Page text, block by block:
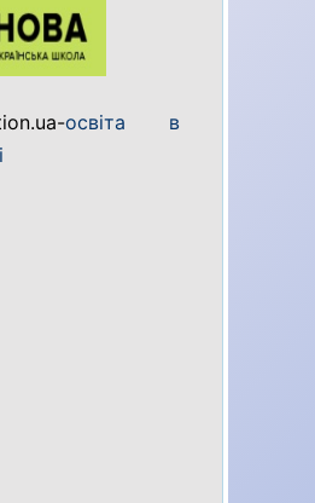
освіта в